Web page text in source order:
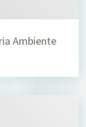
Ambiente